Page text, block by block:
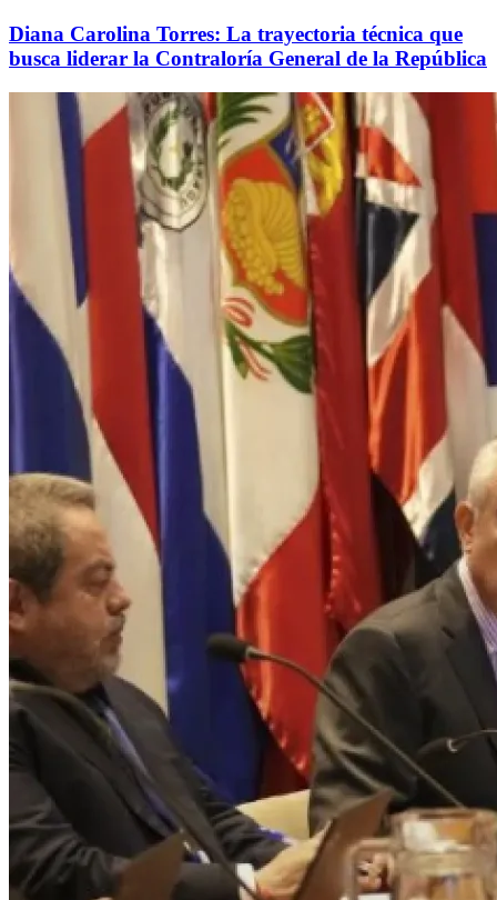
Diana Carolina Torres: La trayectoria técnica que
busca liderar la Contraloría General de la República